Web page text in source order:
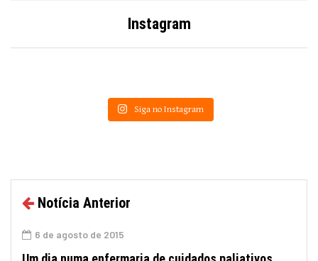
Instagram
Siga no Instagram
Notícia Anterior
6 de agosto de 2015